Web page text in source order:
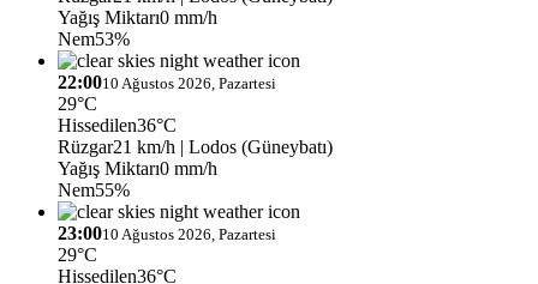
Yağış Miktarı0 mm/h
Nem53%
22:0010 Ağustos 2026, Pazartesi
29°C
Hissedilen36°C
Rüzgar21 km/h | Lodos (Güneybatı)
Yağış Miktarı0 mm/h
Nem55%
23:0010 Ağustos 2026, Pazartesi
29°C
Hissedilen36°C